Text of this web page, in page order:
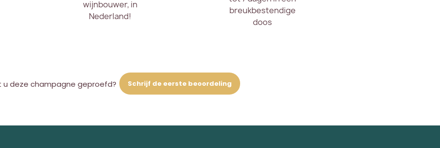
wijnbouwer, in
Nederland!
breukbestendige
doos
u deze champagne geproefd? Schrijf de eerste beoordeling